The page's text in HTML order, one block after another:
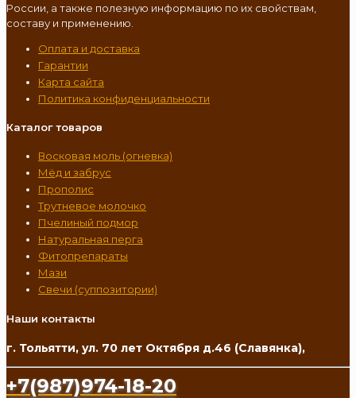
России, а также полезную информацию по их свойствам,
составу и применению.
Оплата и доставка
Гарантии
Карта сайта
Политика конфиденциальности
Каталог товаров
Восковая моль (огневка)
Мёд и забрус
Прополис
Трутневое молочко
Пчелиный подмор
Натуральная перга
Фитопрепараты
Мази
Свечи (суппозитории)
Наши контакты
г. Тольятти, ул. 70 лет Октября д.46 (Славянка),
+7(987)974-18-20